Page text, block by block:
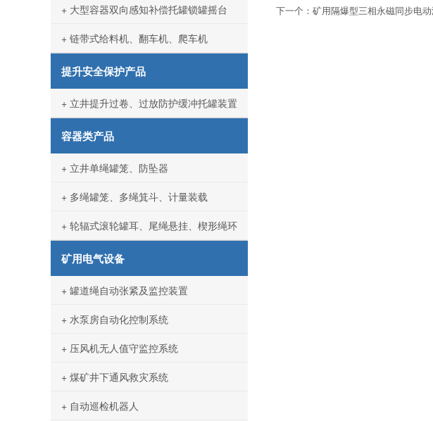
+ 大型容器双向感知补偿托罐锁罐摇台
+ 链带式给料机、翻车机、爬车机
提升安全保护产品
+ 立井提升过卷、过放防护缓冲托罐装置
容器类产品
+ 立井单绳罐笼、防坠器
+ 多绳罐笼、多绳箕斗、计量装载
+ 轮辐式滚轮罐耳、尾绳悬挂、楔形绳环
矿用电气设备
+ 罐道绳自动张紧及监控装置
+ 水泵房自动化控制系统
+ 压风机无人值守监控系统
+ 煤矿井下通风救灾系统
+ 自动巡检机器人
下一个： 矿用隔爆型三相永磁同步电动